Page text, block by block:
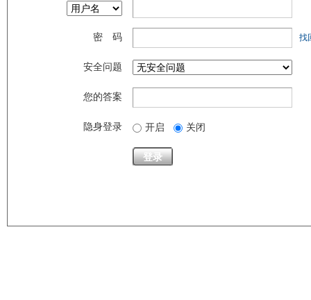
密 码 找
安全问题
您的答案
隐身登录 开启 关闭
登录